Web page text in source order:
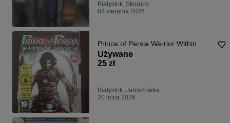
Białystok, Skorupy
03 sierpnia 2026
Prince of Persia Warrior Within
Używane
25 zł
Białystok, Jaroszówka
20 lipca 2026